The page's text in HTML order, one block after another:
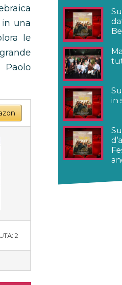
una
le
Paolo
2
in